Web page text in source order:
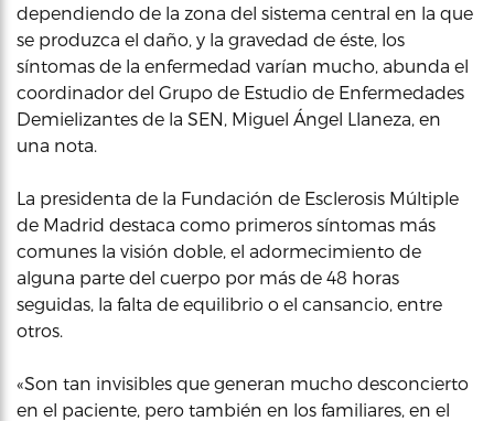
dependiendo de la zona del sistema central en la que
se produzca el daño, y la gravedad de éste, los
síntomas de la enfermedad varían mucho, abunda el
coordinador del Grupo de Estudio de Enfermedades
Demielizantes de la SEN, Miguel Ángel Llaneza, en
una nota.
La presidenta de la Fundación de Esclerosis Múltiple
de Madrid destaca como primeros síntomas más
comunes la visión doble, el adormecimiento de
alguna parte del cuerpo por más de 48 horas
seguidas, la falta de equilibrio o el cansancio, entre
otros.
«Son tan invisibles que generan mucho desconcierto
en el paciente, pero también en los familiares, en el